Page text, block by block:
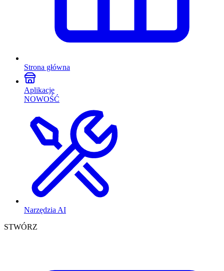
Strona główna
Aplikacje
NOWOŚĆ
Narzędzia AI
STWÓRZ